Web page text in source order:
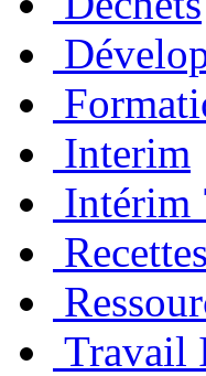
Interim
Intérim
Travail